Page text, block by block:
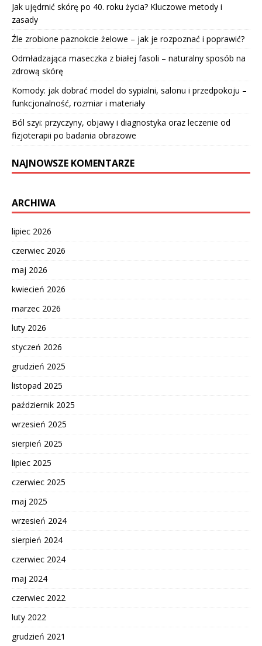
Jak ujędrnić skórę po 40. roku życia? Kluczowe metody i
zasady
Źle zrobione paznokcie żelowe – jak je rozpoznać i poprawić?
Odmładzająca maseczka z białej fasoli – naturalny sposób na
zdrową skórę
Komody: jak dobrać model do sypialni, salonu i przedpokoju –
funkcjonalność, rozmiar i materiały
Ból szyi: przyczyny, objawy i diagnostyka oraz leczenie od
fizjoterapii po badania obrazowe
NAJNOWSZE KOMENTARZE
ARCHIWA
lipiec 2026
czerwiec 2026
maj 2026
kwiecień 2026
marzec 2026
luty 2026
styczeń 2026
grudzień 2025
listopad 2025
październik 2025
wrzesień 2025
sierpień 2025
lipiec 2025
czerwiec 2025
maj 2025
wrzesień 2024
sierpień 2024
czerwiec 2024
maj 2024
czerwiec 2022
luty 2022
grudzień 2021